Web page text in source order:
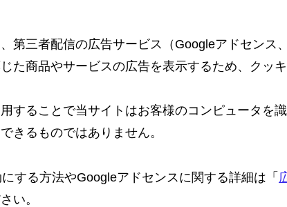
第三者配信の広告サービス（Googleアドセンス
た商品やサービスの広告を表示するため、クッ
することで当サイトはお客様のコンピュータを
きるものではありません。
する方法やGoogleアドセンスに関する詳細は「
い。